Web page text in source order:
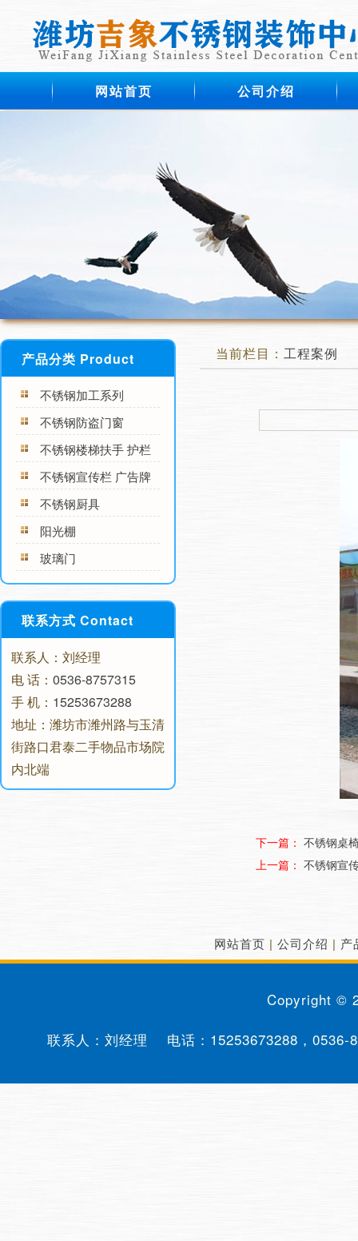
网站首页 公司介绍
产品分类 Product
不锈钢加工系列
不锈钢防盗门窗
不锈钢楼梯扶手 护栏
不锈钢宣传栏 广告牌
不锈钢厨具
阳光棚
玻璃门
联系方式 Contact
联系人：刘经理
电 话： 0536-8757315
手 机： 15253673288
地址：潍坊市潍州路与玉清
街路口君泰二手物品市场院
内北端
当前栏目： 工程案例
下一篇： 不锈钢桌
上一篇： 不锈钢宣
网站首页 | 公司介绍 | 产
Copyright ©
联系人：刘经理 电话： 15253673288 ， 0536-